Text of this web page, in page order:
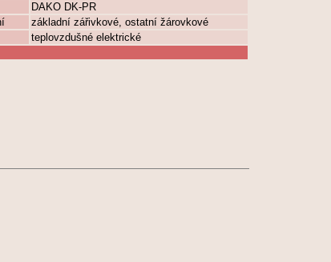
DAKO DK-PR
základní zářivkové, ostatní žárovkové
teplovzdušné elektrické